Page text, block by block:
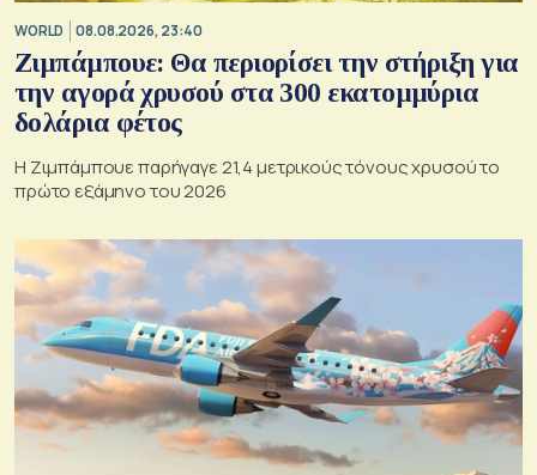
WORLD 08.08.2026, 23:40
Ζιμπάμπουε: Θα περιορίσει την στήριξη για
την αγορά χρυσού στα 300 εκατομμύρια
δολάρια φέτος
Η Ζιμπάμπουε παρήγαγε 21,4 μετρικούς τόνους χρυσού το
πρώτο εξάμηνο του 2026